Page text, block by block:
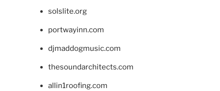
solslite.org
portwayinn.com
djmaddogmusic.com
thesoundarchitects.com
allin1roofing.com